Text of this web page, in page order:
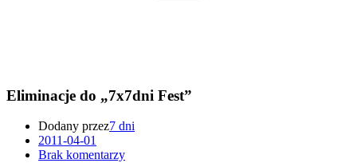
Eliminacje do „7x7dni Fest”
Dodany przez7 dni
2011-04-01
Brak komentarzy